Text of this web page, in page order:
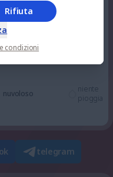
nuvoloso
nuvoloso
nuvoloso
niente
pioggia
telegram
Rifiuta
condizioni